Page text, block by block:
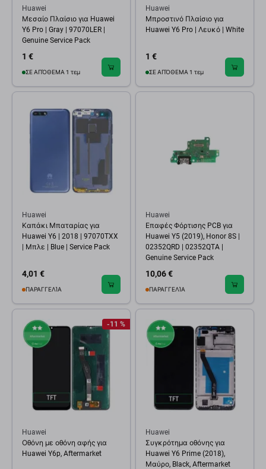
Huawei
Μεσαίο Πλαίσιο για Huawei
Y6 Pro | Gray | 97070LER |
Genuine Service Pack
1 €
ΣΕ ΑΠΌΘΕΜΑ 1 τεμ
Huawei
Μπροστινό Πλαίσιο για
Huawei Y6 Pro | Λευκό | White
1 €
ΣΕ ΑΠΌΘΕΜΑ 1 τεμ
Huawei
Καπάκι Μπαταρίας για
Huawei Y6 | 2018 | 97070TXX
| Μπλε | Blue | Service Pack
4,01 €
ΠΑΡΑΓΓΕΛΊΑ
Huawei
Επαφές Φόρτισης PCB για
Huawei Y5 (2019), Honor 8S |
02352QRD | 02352QTA |
Genuine Service Pack
10,06 €
ΠΑΡΑΓΓΕΛΊΑ
-11 %
Huawei
Οθόνη με οθόνη αφής για
Huawei Y6p, Aftermarket
Huawei
Συγκρότημα οθόνης για
Huawei Y6 Prime (2018),
Μαύρο, Black, Aftermarket